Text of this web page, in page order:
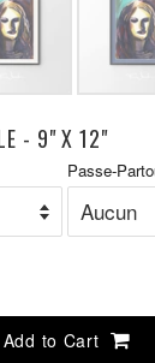
- 9" X 12"
Passe-
Add to Cart